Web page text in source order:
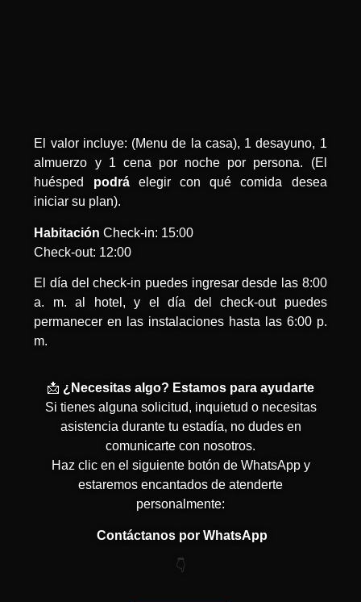
El valor incluye: (Menu de la casa), 1 desayuno, 1
almuerzo y 1 cena por noche por persona. (El
huésped podráelegir con qué comida desea
iniciar su plan).
Habitación Check-in: 15:00
Check-out: 12:00
El día del check-in puedes ingresar desde las 8:00
a. m. al hotel, y el día del check-out puedes
permanecer en las instalaciones hasta las 6:00 p.
m.
📩 ¿Necesitas algo? Estamos para ayudarte
Si tienes alguna solicitud, inquietud o necesitas
asistencia durante tu estadía, no dudes en
comunicarte con nosotros.
Haz clic en el siguiente botón de WhatsApp y
estaremos encantados de atenderte
personalmente:
Contáctanos por WhatsApp
👇